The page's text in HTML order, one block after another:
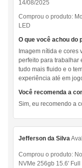
14/08/2025
Comprou o produto:
LED
O que você achou do
Imagem nítida e cores
perfeito para trabalhar
tudo mais fluido e o
experiência até em
Você recomenda a
Sim, eu recomendo a
Jefferson da Silva
Comprou o produto:
NVMe 256gb 15.6' Full